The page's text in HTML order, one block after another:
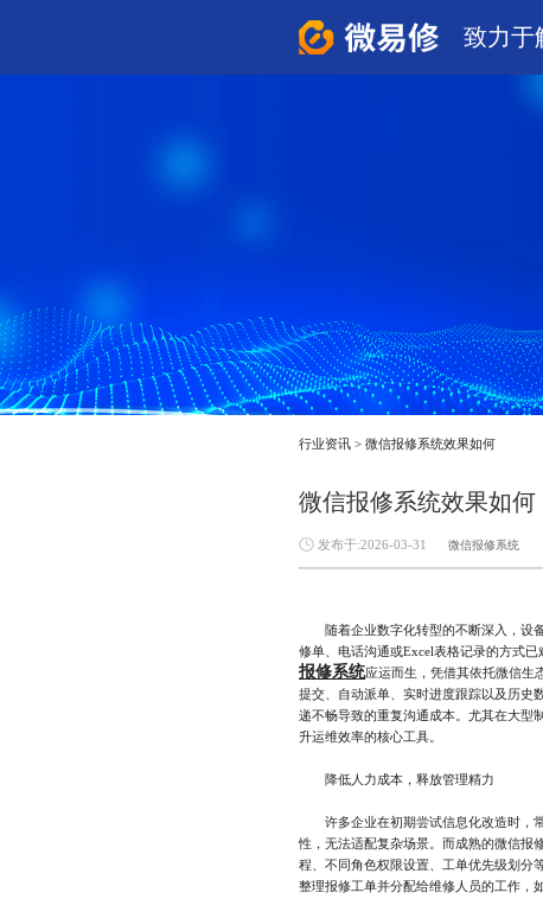
致力于
行业资讯 > 微信报修系统效果如何
微信报修系统效果如何
发布于:2026-03-31 微信报修系统
随着企业数字化转型的不断深入，设备
修单、电话沟通或Excel表格记录的方式
报修系统应运而生，凭借其依托微信生
提交、自动派单、实时进度跟踪以及历史
递不畅导致的重复沟通成本。尤其在大型
升运维效率的核心工具。
降低人力成本，释放管理精力
许多企业在初期尝试信息化改造时，常
性，无法适配复杂场景。而成熟的微信报
程、不同角色权限设置、工单优先级划分
整理报修工单并分配给维修人员的工作，